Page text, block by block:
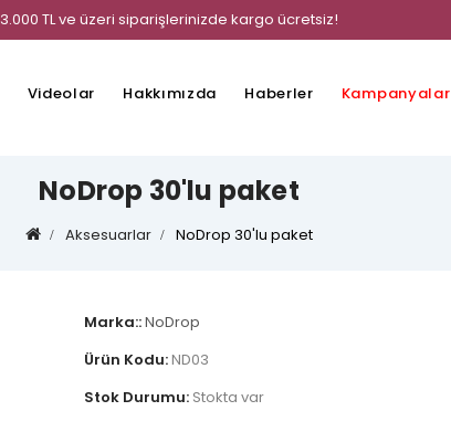
3.000 TL ve üzeri siparişlerinizde kargo ücretsiz!
Videolar Hakkımızda Haberler Kampanyalar
NoDrop 30'lu paket
Aksesuarlar NoDrop 30'lu paket
Marka::NoDrop
Ürün Kodu:ND03
Stok Durumu: Stokta var